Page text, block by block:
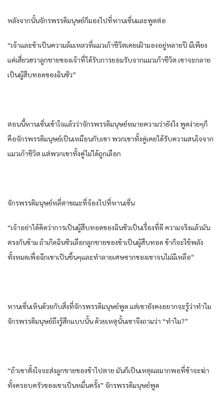
หลังจากนั้นจักรพรรดิมนุษย์ก็มองไปที่หานเซิ่นและพูดต่อ
“เจ้าและข้าเป็นความล้มเหลวที่แมวเก้าชีวิตเคยเฝ้ามองอยู่หลายปี มีเพียง
แค่เสี่ยวฮวาลูกชายของเจ้าที่ได้รับการยอมรับจากแมวเก้าชีวิต เขาจะกลาย
เป็นผู้สืบทอดของฉินซิว”
ตอนนี้หานเซิ่นเข้าใจแล้วว่าจักรพรรดิมนุษย์หมายความว่ายังไง พูดง่ายๆก็
คือจักรพรรดิมนุษย์เป็นเหมือนกับเขา พวกเขาทั้งคู่เคยได้รับความสนใจจาก
แมวเก้าชีวิต แต่พวกเขาทั้งคู่ไม่ได้ถูกเลือก
จักรพรรดิมนุษย์หลี่ตาขณะที่จ้องไปที่หานเซิ่น
“เจ้าอย่าได้คิดว่าการเป็นผู้สืบทอดของฉินซิวเป็นเรื่องที่ดี ความจริงแล้วมัน
ตรงกันข้าม ถ้าเกิดฉินซิวเลือกลูกชายของข้าเป็นผู้สืบทอด ข้าก็จะใช้พลัง
ทั้งหมดเพื่อฉีกเขาเป็นชิ้นๆและทำลายเศษซากของเขาจนไม่มีเหลือ”
หานเซิ่นเห็นด้วยกับสิ่งที่จักรพรรดิมนุษย์พูด แต่เขายังคงอยากจะรู้ว่าทำไม
จักรพรรดิมนุษย์ถึงรู้สึกแบบนั้น ด้วยเหตุนั้นเขาจึงถามว่า “ทำไม?”
“ถ้าเขาตั้งใจจะส่งลูกชายของข้าไปตาย มันก็เป็นเหตุผลมากพอที่ข้าจะฆ่า
ทั้งครอบครัวของเขาเป็นหมื่นครั้ง” จักรพรรดิมนุษย์พูด